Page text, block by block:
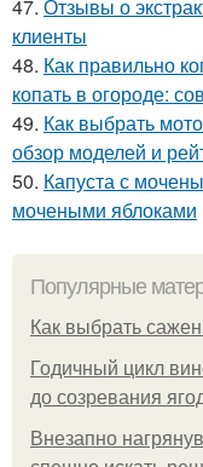
47. Отзывы о
клиенты
48. Как правильно
копать в огороде:
49. Как выбрать
обзор моделей и
50. Капуста с
мочеными яблоками
Популярные
Как выбрать
Годичный цикл
до созревания
Внезапно